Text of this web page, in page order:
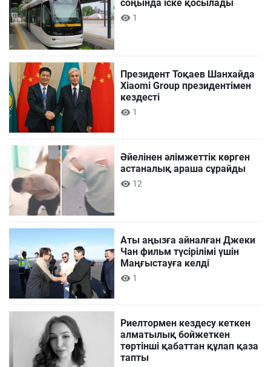
соңында іске қосылады
1
Президент Тоқаев Шанхайда
Xiaomi Group президентімен
кездесті
1
Әйелінен әлімжеттік көрген
астаналық араша сұрайды
12
Аты аңызға айналған Джеки
Чан фильм түсірілімі үшін
Маңғыстауға келді
1
Риелтормен кездесу кеткен
алматылық бойжеткен
төртінші қабаттан құлап қаза
тапты